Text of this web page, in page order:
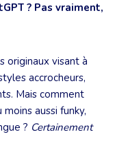
? Pas vraiment,
originaux visant à
accrocheurs,
Mais comment
aussi funky,
? Certainement